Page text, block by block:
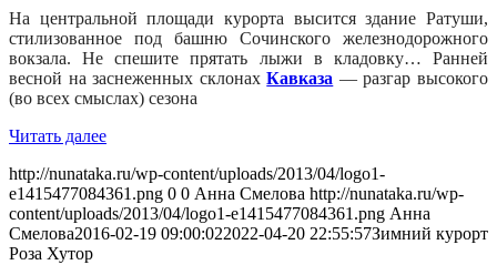
На центральной площади курорта высится здание Ратуши,
стилизованное под башню Сочинского железнодорожного
вокзала. Не спешите прятать лыжи в кладовку… Ранней
весной на заснеженных склонахКавказа — разгар высокого
(во всех смыслах) сезона
Читать далее
http://nunataka.ru/wp-content/uploads/2013/04/logo1-
e1415477084361.png 0 0 Анна Смелова http://nunataka.ru/wp-
content/uploads/2013/04/logo1-e1415477084361.png Анна
Смелова2016-02-19 09:00:022022-04-20 22:55:57Зимний курорт
Роза Хутор